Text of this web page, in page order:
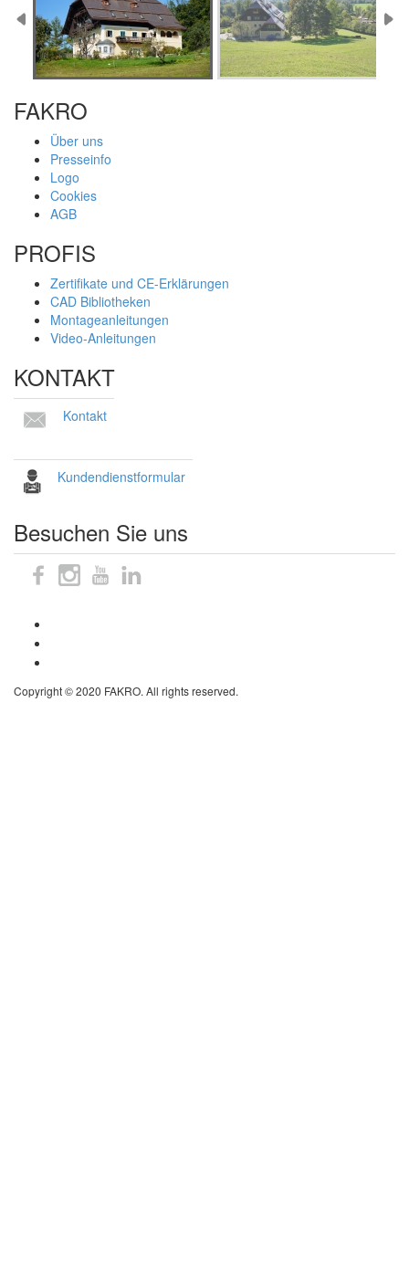
FAKRO
Über uns
Presseinfo
Logo
Cookies
AGB
PROFIS
Zertifikate und CE-Erklärungen
CAD Bibliotheken
Montageanleitungen
Video-Anleitungen
KONTAKT
Kontakt
Kundendienstformular
Besuchen Sie uns
Copyright © 2020 FAKRO. All rights reserved.